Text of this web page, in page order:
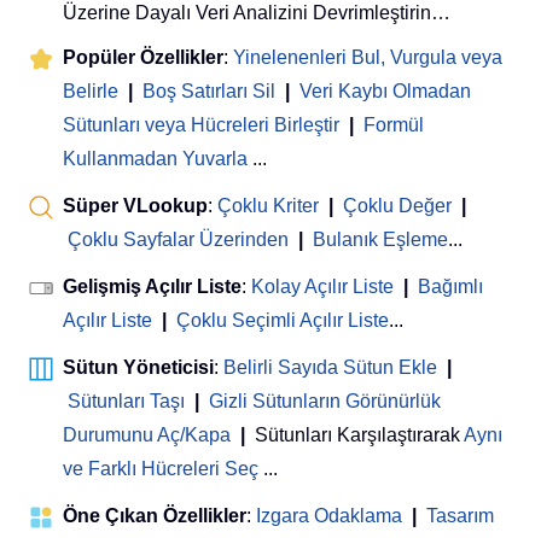
Üzerine Dayalı Veri Analizini Devrimleştirin…
Popüler Özellikler: Yinelenenleri Bul, Vurgula veya
Belirle
Boş Satırları Sil
Veri Kaybı Olmadan
Sütunları veya Hücreleri Birleştir
Formül
Kullanmadan Yuvarla ...
Süper VLookup: Çoklu Kriter Çoklu Değer
Çoklu Sayfalar Üzerinden
Bulanık Eşleme...
Gelişmiş Açılır Liste: Kolay Açılır Liste
Bağımlı
Açılır Liste
Çoklu Seçimli Açılır Liste...
Sütun Yöneticisi: Belirli Sayıda Sütun Ekle
Sütunları Taşı
Gizli Sütunların Görünürlük
Durumunu Aç/Kapa
Sütunları KarşılaştırarakAynı
ve Farklı Hücreleri Seç ...
Öne Çıkan Özellikler: Izgara Odaklama
Tasarım